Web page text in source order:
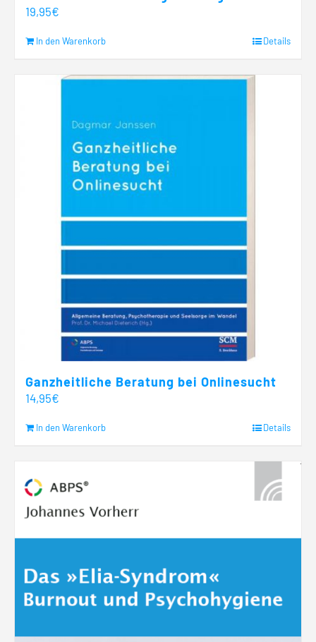
19,95€
In den Warenkorb Details
Ganzheitliche Beratung bei Onlinesucht
14,95€
In den Warenkorb Details